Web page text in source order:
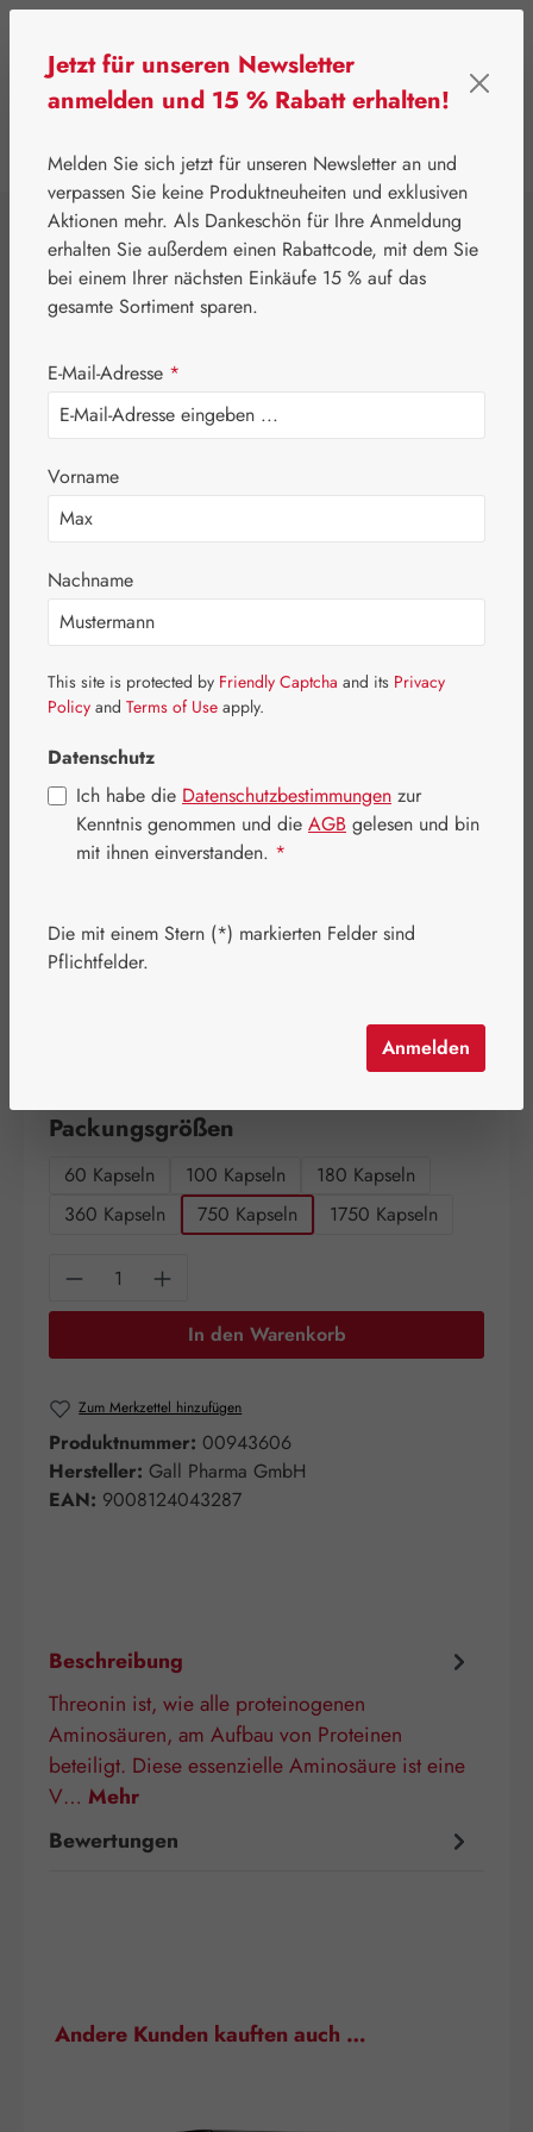
⌂ Gall Pharma Aminosäuren
Threonin + Q-10
GPH Kapseln
Bildergalerie überspringen
Regulärer Preis:
354,70 €
Inhalt:0.411 Kilogramm
Packungsgrößen
60 Kapseln 100 Kapseln
180 Kapseln
360 Kapseln
750 Kapseln 1750 Kapseln
Produkt Anzahl: Gib den gewünschten
In den Warenkorb
Zum Merkzettel hinzufügen
Produktnummer: 00943606
Hersteller: Gall Pharma GmbH
EAN: 9008124043287
Beschreibung
Threonin ist, wie alle proteinogenen
Aminosäuren, am Aufbau von Proteinen
beteiligt. Diese essenzielle Aminosäure ist eine
V… Mehr
Bewertungen
Produktgalerie überspringen
Andere Kunden kauften auch …
Jetzt für unseren Newsletter
anmelden und 15 % Rabatt erhalten!
Melden Sie sich jetzt für unseren Newsletter an und
verpassen Sie keine Produktneuheiten und exklusiven
Aktionen mehr. Als Dankeschön für Ihre Anmeldung
erhalten Sie außerdem einen Rabattcode, mit dem Sie
bei einem Ihrer nächsten Einkäufe 15 % auf das
gesamte Sortiment sparen.
E-Mail-Adresse *
Vorname
Nachname
This site is protected by Friendly Captcha and its Privacy
Policy and Terms of Use apply.
Datenschutz
Ich habe die Datenschutzbestimmungen zur
Kenntnis genommen und die AGB gelesen und bin
mit ihnen einverstanden. *
Die mit einem Stern (*) markierten Felder sind
Pflichtfelder.
Anmelden